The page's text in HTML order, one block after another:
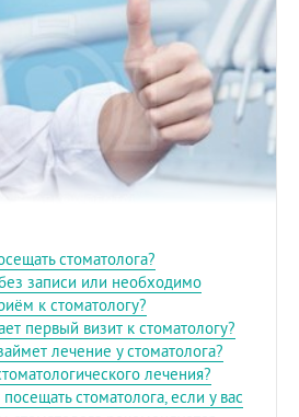
стоматолога?
записи или необходимо
к стоматологу?
первый визит к стоматологу?
лечение у стоматолога?
лечения?
стоматолога, если у вас